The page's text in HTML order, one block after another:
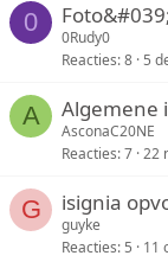
0
0Rudy0
Reacties 8 5
A Algemene
AsconaC20NE
Reacties 7 22
G isignia
guyke
Reacties 5 11